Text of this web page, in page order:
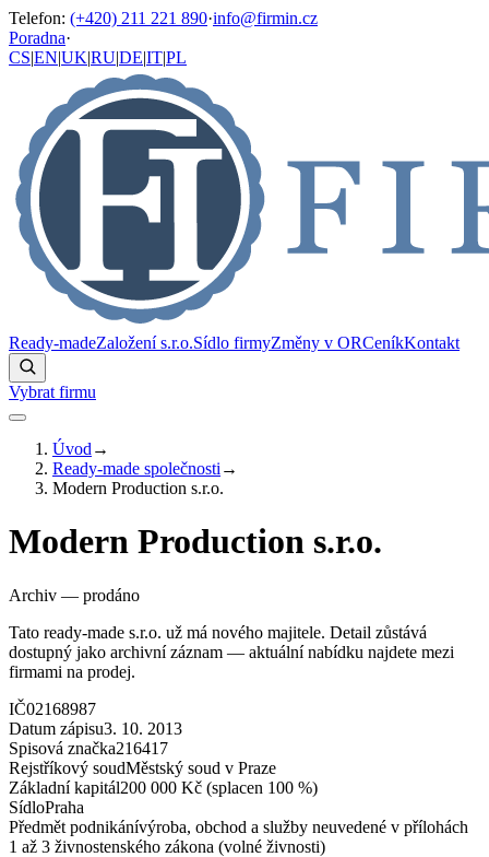
Telefon: (+420) 211 221 890·info@firmin.cz
Poradna·
CS|EN|UK|RU|DE|IT|PL
Ready-madeZaložení s.r.o.Sídlo firmyZměny v ORCeníkKontakt
Vybrat firmu
Úvod →
Ready-made společnosti →
Modern Production s.r.o.
Modern Production s.r.o.
Archiv — prodáno
Tato ready-made s.r.o. už má nového majitele. Detail zůstává
dostupný jako archivní záznam — aktuální nabídku najdete mezi
firmami na prodej.
IČ02168987
Datum zápisu3. 10. 2013
Spisová značka216417
Rejstříkový soudMěstský soud v Praze
Základní kapitál200 000 Kč (splacen 100 %)
SídloPraha
Předmět podnikánívýroba, obchod a služby neuvedené v přílohách
1 až 3 živnostenského zákona (volné živnosti)